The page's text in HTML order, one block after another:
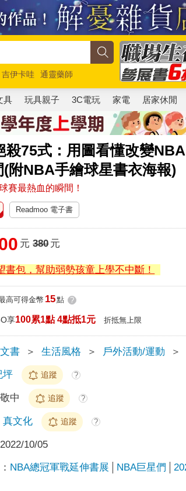
吉伊卡哇
通靈藥師
超慢跑
具 玩具親子 3C電玩 家電 居家休閒
殺75式：用圖看懂改變
(附NBA手繪球星書衣海報)
賽最熱血的瞬間！
Readmoo 電子書
元 380元
書包，幫助弱勢孩童上學不中斷！
高可得金幣 15點 ?
享100累1點 4點抵1元 折抵無上限
書 ＞ 生活風格 ＞ 戶外活動/運動 ＞
坪 追蹤 ?
中 追蹤 ?
真文化 追蹤 ?
2022/10/05
NBA總冠軍戰延伸書展 NBA巨星們